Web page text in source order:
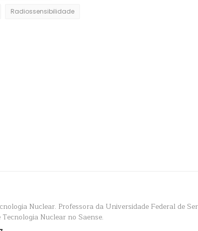
Radiossensibilidade
Nuclear. Professora da Universidade Federal de
Nuclear no Saense.